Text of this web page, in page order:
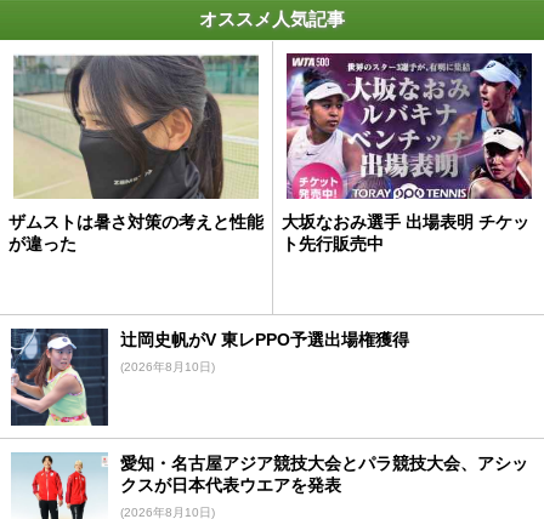
オススメ人気記事
ザムストは暑さ対策の考えと性能
が違った
大坂なおみ選手 出場表明 チケッ
ト先行販売中
辻岡史帆がV 東レPPO予選出場権獲得
(2026年8月10日)
愛知・名古屋アジア競技大会とパラ競技大会、アシッ
クスが日本代表ウエアを発表
(2026年8月10日)